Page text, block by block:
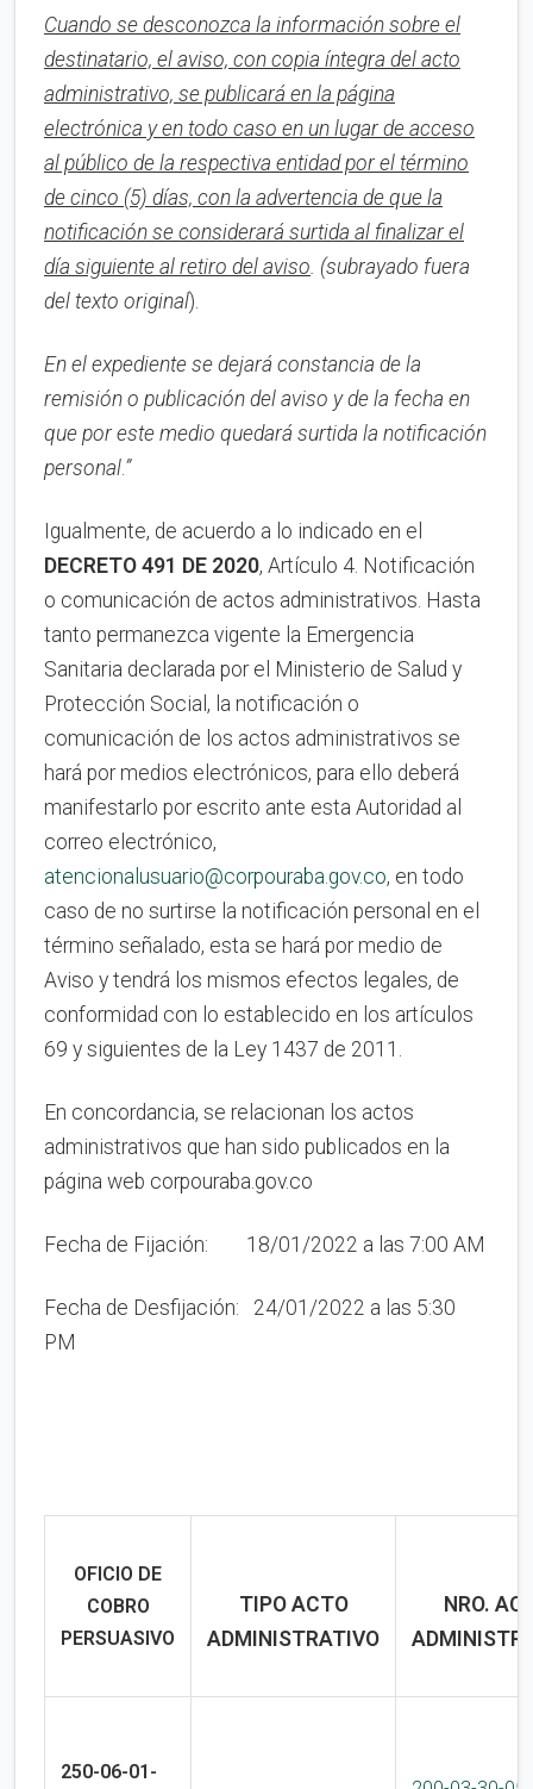
Cuando se desconozca la información sobre el
destinatario, el aviso, con copia íntegra del acto
administrativo, se publicará en la página
electrónica y en todo caso en un lugar de acceso
al público de la respectiva entidad por el término
de cinco (5) días, con la advertencia de que la
notificación se considerará surtida al finalizar el
día siguiente al retiro del aviso. (subrayado fuera
del texto original).
En el expediente se dejará constancia de la
remisión o publicación del aviso y de la fecha en
que por este medio quedará surtida la notificación
personal.”
Igualmente, de acuerdo a lo indicado en el
DECRETO 491 DE 2020, Artículo 4. Notificación
o comunicación de actos administrativos. Hasta
tanto permanezca vigente la Emergencia
Sanitaria declarada por el Ministerio de Salud y
Protección Social, la notificación o
comunicación de los actos administrativos se
hará por medios electrónicos, para ello deberá
manifestarlo por escrito ante esta Autoridad al
correo electrónico,
atencionalusuario@corpouraba.gov.co, en todo
caso de no surtirse la notificación personal en el
término señalado, esta se hará por medio de
Aviso y tendrá los mismos efectos legales, de
conformidad con lo establecido en los artículos
69 y siguientes de la Ley 1437 de 2011.
En concordancia, se relacionan los actos
administrativos que han sido publicados en la
página web corpouraba.gov.co
Fecha de Fijación: 18/01/2022 a las 7:00 AM
Fecha de Desfijación: 24/01/2022 a las 5:30
PM
OFICIO DE
COBRO
PERSUASIVO
TIPO ACTO
ADMINISTRATIVO
NRO.
250-06-01-